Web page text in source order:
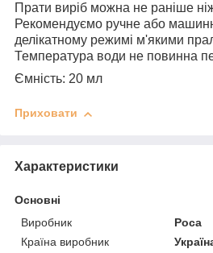
Прати виріб можна не раніше
Рекомендуємо ручне або
делікатному режимі м'якими
Температура води не повинна
Ємність: 20 мл
Приховати
Характеристики
Основні
Виробник
Роса
Країна виробник